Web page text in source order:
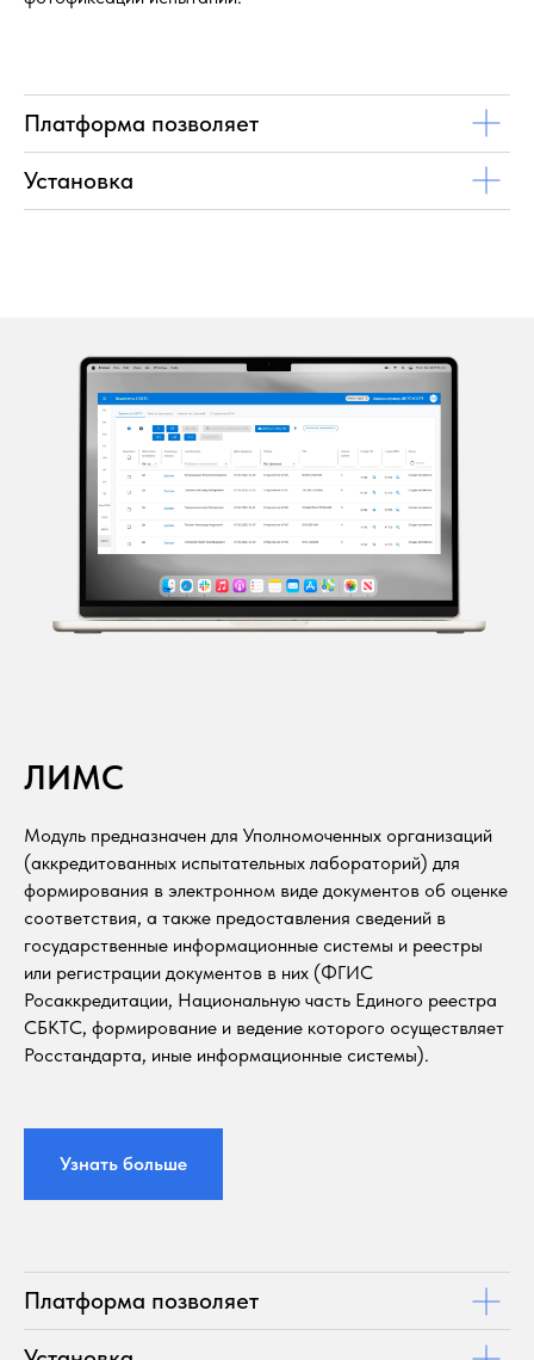
Платформа позволяет
Установка
ЛИМС
Модуль предназначен для Уполномоченных организаций
(аккредитованных испытательных лабораторий) для
формирования в электронном виде документов об оценке
соответствия, а также предоставления сведений в
государственные информационные системы и реестры
или регистрации документов в них (ФГИС
Росаккредитации, Национальную часть Единого реестра
СБКТС, формирование и ведение которого осуществляет
Росстандарта, иные информационные системы).
Узнать больше
Платформа позволяет